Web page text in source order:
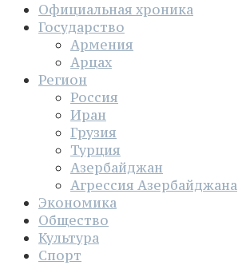
Официальная хроника
Государство
Армения
Арцах
Регион
Россия
Иран
Грузия
Турция
Азербайджан
Агрессия Азербайджана
Экономика
Общество
Культура
Спорт